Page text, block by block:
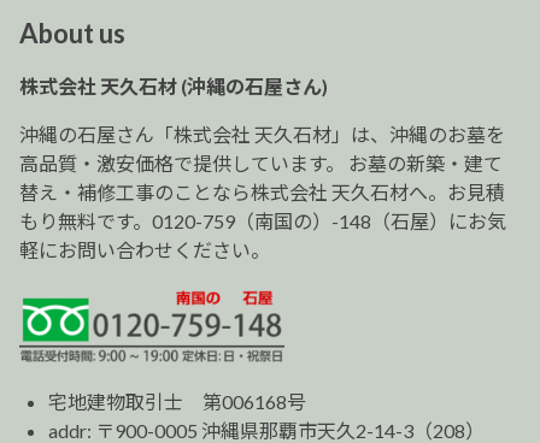
ゲ
ー
シ
ョ
ン
About us
株式会社 天久石材 (沖縄の石屋さん)
沖縄の石屋さん「株式会社 天久石材」は、沖縄のお墓を
高品質・激安価格で提供しています。 お墓の新築・建て
替え・補修工事のことなら株式会社 天久石材へ。お見積
もり無料です。0120-759（南国の）-148（石屋）にお気
軽にお問い合わせください。
宅地建物取引士 第006168号
addr: 〒900-0005 沖縄県那覇市天久2-14-3（208）